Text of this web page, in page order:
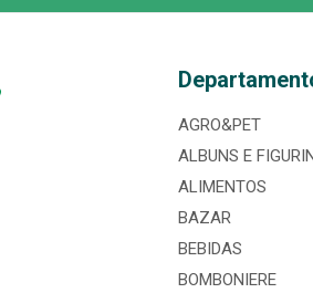
AGRO&PET
ALBUNS E
ALIMENTOS
BAZAR
BEBIDAS
BOMBONIERE